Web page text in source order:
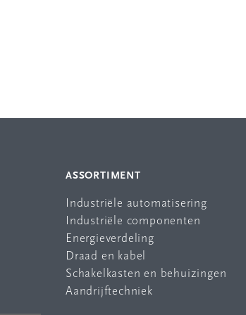
ASSORTIMENT
Industriële automatisering
Industriële componenten
Energieverdeling
Draad en kabel
Schakelkasten en behuizingen
Aandrijftechniek